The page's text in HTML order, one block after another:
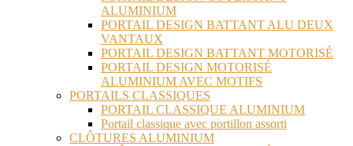
ALUMINIUM
PORTAIL DESIGN BATTANT ALU DEUX
VANTAUX
PORTAIL DESIGN BATTANT MOTORISÉ
PORTAIL DESIGN MOTORISÉ
ALUMINIUM AVEC MOTIFS
PORTAILS CLASSIQUES
PORTAIL CLASSIQUE ALUMINIUM
Portail classique avec portillon assorti
CLÔTURES ALUMINIUM